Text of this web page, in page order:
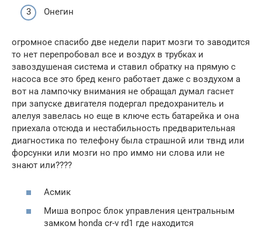
Онегин
огромное спасибо две недели парит мозги то заводится
то нет перепробовал все и воздух в трубках и
завоздушеная система и ставил обратку на прямую с
насоса все это бред кенго работает даже с воздухом а
вот на лампочку внимания не обращал думал гаснет
при запуске двигателя подергал предохранитель и
алелуя завелась но еще в ключе есть батарейка и она
приехала отсюда и нестабильность предварительная
диагностика по телефону была страшной или твнд или
форсунки или мозги но про иммо ни слова или не
знают или????
Асмик
Миша вопрос блок управления центральным
замком honda cr-v rd1 где находится